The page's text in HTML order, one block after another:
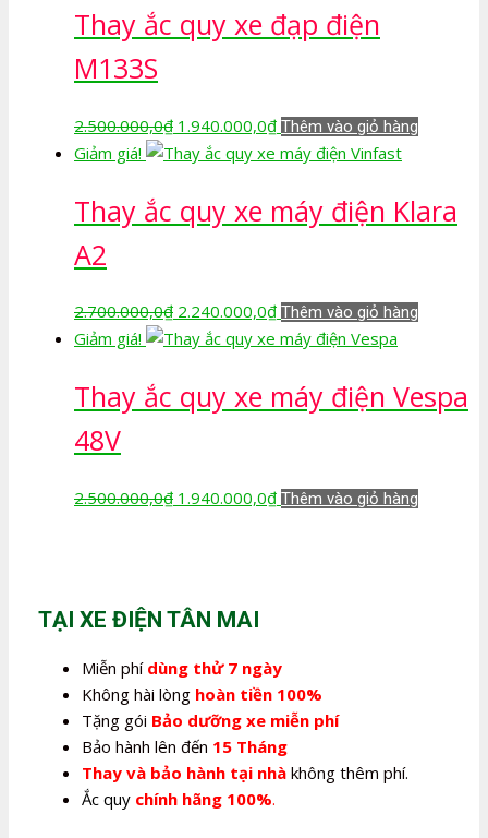
2.500.000,0₫.là:
1.940.000,0₫.
Thay ắc quy xe đạp điện
M133S
2.500.000,0₫ Giá
gốc
2.500.000,0₫.
1.940.000,0₫Giá
hiện
là:
1.940.000,0₫.
Thêm vào giỏ hàng
Giảm giá!
Thay ắc quy xe máy điện Klara
A2
2.700.000,0₫ Giá
gốc
2.700.000,0₫.
2.240.000,0₫Giá
hiện
là:
2.240.000,0₫.
Thêm vào giỏ hàng
Giảm giá!
Thay ắc quy xe máy điện Vespa
48V
2.500.000,0₫ Giá
1.940.000,0₫Giá
Thêm vào giỏ hàng
TẠI XE ĐIỆN TÂN MAI
Miễn phí dùng thử 7 ngày
Không hài lòng hoàn tiền 100%
Tặng gói Bảo dưỡng xe miễn phí
Bảo hành lên đến 15 Tháng
Thay và bảo hành tại nhà không thêm phí.
Ắc quy chính hãng 100%.